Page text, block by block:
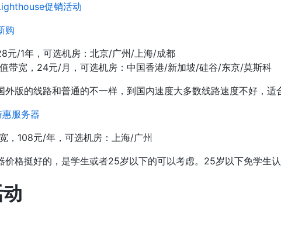
促销活动
购
元/1年，可选机房：北京/广州/上海/成都
带宽，24元/月，可选机房：中国香港/新加坡/硅谷/东京/莫斯科
外版的线路和普通的不一样，到国内速度大多数线路速度不好，适
服务器
，108元/年，可选机房：上海/广州
价格挺好的，是学生或者25岁以下的可以考虑。25岁以下免学生认